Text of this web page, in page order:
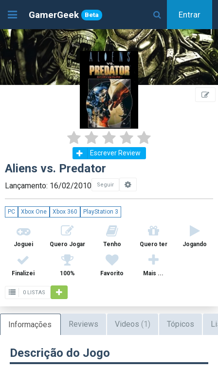
GamerGeek Beta Entrar
Escrever Review
Aliens vs. Predator
Lançamento: 16/02/2010 Seguir
PC Xbox One Xbox 360 PlayStation 3
Joguei Quero Jogar Tenho Quero ter Jogando
Finalizei 100% Favorito Mais ...
0 LISTAS
Informações Reviews Videos (1) Tópicos
Descrição do Jogo